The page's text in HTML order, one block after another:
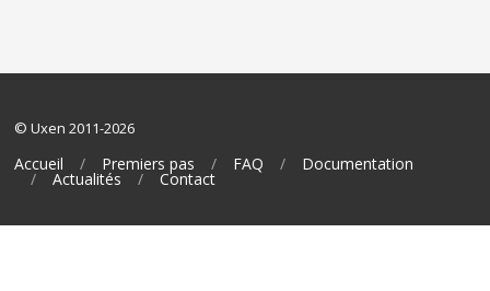
© Uxen 2011-2026
Accueil Premiers pas FAQ Documentation
Actualités Contact